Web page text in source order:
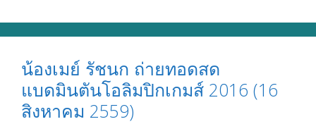
น้องเมย์ รัชนก ถ่ายทอดสด
แบดมินตันโอลิมปิกเกมส์ 2016 (16
สิงหาคม 2559)